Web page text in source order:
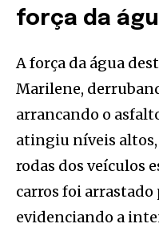
força da
A força da água
Marilene,
arrancando o
atingiu níveis altos,
rodas dos veículos
carros foi arrastado
evidenciando a